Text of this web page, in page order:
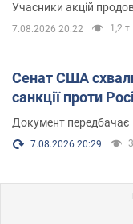
Учасники акцій
7.08.2026 20:22 1,2 т.
Сенат США
санкції проти
Документ передбачає
7.08.2026 20:29